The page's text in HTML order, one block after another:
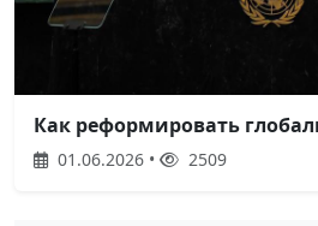
Как реформировать
01.06.2026 • 2509